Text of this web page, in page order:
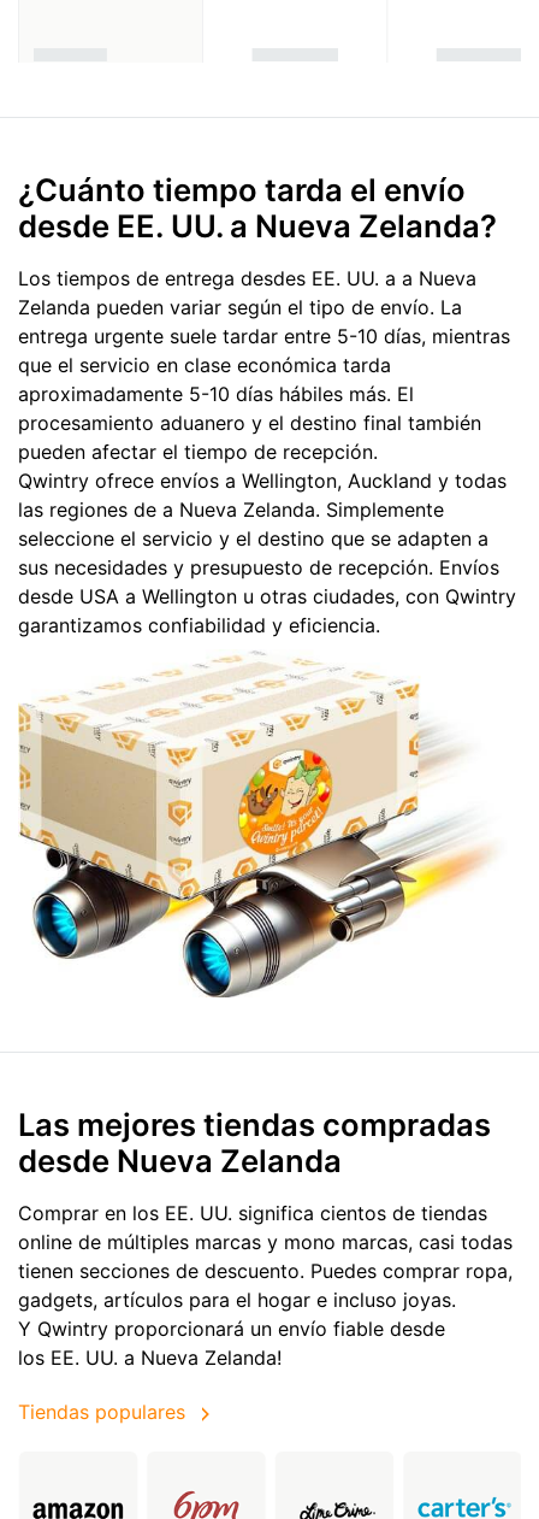
¿Cuánto tiempo tarda el envío
desde EE. UU. a Nueva Zelanda?
Los tiempos de entrega desdes EE. UU. a a Nueva
Zelanda pueden variar según el tipo de envío. La
entrega urgente suele tardar entre 5-10 días, mientras
que el servicio en clase económica tarda
aproximadamente 5-10 días hábiles más. El
procesamiento aduanero y el destino final también
pueden afectar el tiempo de recepción.
Qwintry ofrece envíos a Wellington, Auckland y todas
las regiones de a Nueva Zelanda. Simplemente
seleccione el servicio y el destino que se adapten a
sus necesidades y presupuesto de recepción. Envíos
desde USA a Wellington u otras ciudades, con Qwintry
garantizamos confiabilidad y eficiencia.
Las mejores tiendas compradas
desde Nueva Zelanda
Comprar en los EE. UU. significa cientos de tiendas
online de múltiples marcas y mono marcas, casi todas
tienen secciones de descuento. Puedes comprar ropa,
gadgets, artículos para el hogar e incluso joyas.
Y Qwintry proporcionará un envío fiable desde
los EE. UU. a Nueva Zelanda!
Tiendas populares